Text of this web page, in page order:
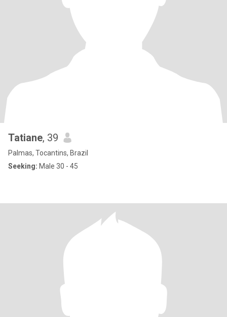
Tatiane, 39
Palmas, Tocantins, Brazil
Seeking: Male 30 - 45